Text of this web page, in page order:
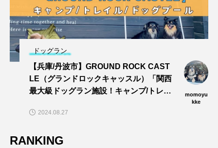
ドッグラン
【兵庫/丹波市】GROUND ROCK CAST
LE（グランドロックキャッスル）「関西
最大級ドッグラン施設！キャンプ/トレイ
う〜🎵」
momoyu
kke
2024.08.27
RANKING